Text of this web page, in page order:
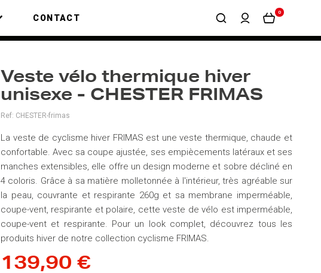
CONTACT
0
Veste vélo thermique hiver
unisexe - CHESTER FRIMAS
Ref: CHESTER-frimas
La veste de cyclisme hiver FRIMAS est une veste thermique, chaude et
confortable. Avec sa coupe ajustée, ses empiècements latéraux et ses
manches extensibles, elle offre un design moderne et sobre décliné en
4 coloris. Grâce à sa matière molletonnée à l'intérieur, très agréable sur
la peau, couvrante et respirante 260g et sa membrane imperméable,
coupe-vent, respirante et polaire, cette veste de vélo est imperméable,
coupe-vent et respirante. Pour un look complet, découvrez tous les
produits hiver de notre collection cyclisme FRIMAS.
139,90 €